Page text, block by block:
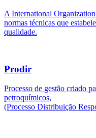
A International
normas técnicas que
qualidade.
Prodir
Processo de gestão criado
petroquímicos,
(Processo Distribuição